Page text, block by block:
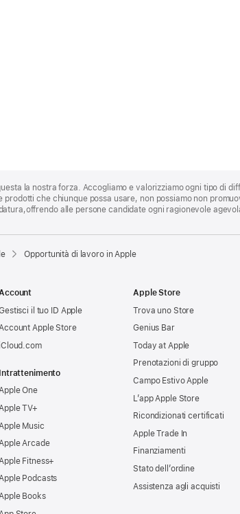
la nostra forza. Accogliamo e valorizziamo ogni tipo di
che chiunque possa usare, non possiamo non
alle persone candidate ogni ragionevole
Opportunità di lavoro in Apple
il tuo ID Apple
Apple Store
iCloud.com
Intrattenimento
One
TV+
Apple Music
Arcade
Apple Fitness+
Podcasts
Books
Apple Store
Trova uno Store
Genius Bar
Today at Apple
Prenotazioni di gruppo
Campo Estivo Apple
L’app Apple Store
Ricondizionati certificati
Apple Trade In
Finanziamenti
Stato dell’ordine
Assistenza agli acquisti